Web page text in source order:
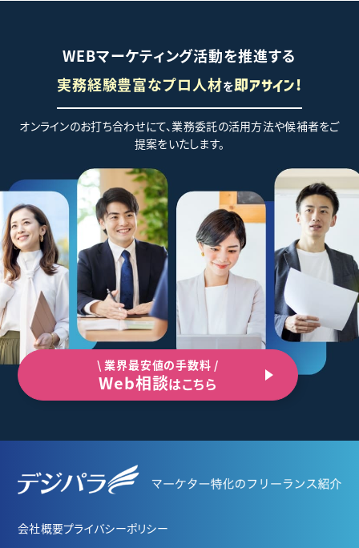
WEBマーケティング活動を推進する
実務経験豊富なプロ人材を即アサイン!
オンラインのお打ち合わせにて、業務委託の活用方法や候補者をご
提案をいたします。
\ 業界最安値の手数料 /
Web相談はこちら
会社概要プライバシーポリシー